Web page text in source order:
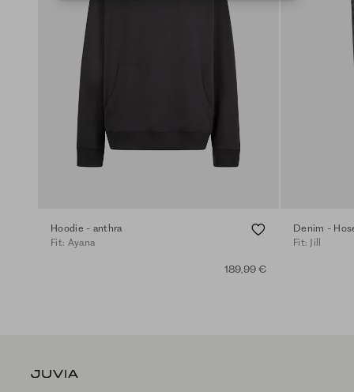
Hoodie - anthra
Fit: Ayana
189,99 €
Denim -
Fit: Jill